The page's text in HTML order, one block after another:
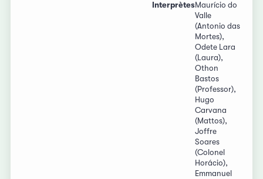
InterprètesMaurício do
Valle
(Antonio das
Mortes),
Odete Lara
(Laura),
Othon
Bastos
(Professor),
Hugo
Carvana
(Mattos),
Joffre
Soares
(Colonel
Horácio),
Emmanuel